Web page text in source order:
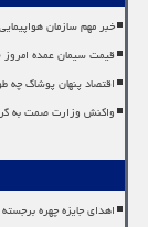
خبر مهم سازمان
قیمت سیمان عمده امروز 25 خرداد 1405
اقتصاد پنهان پوشاک چه
واکنش وزارت صمت به
اهدای جایزه چهره